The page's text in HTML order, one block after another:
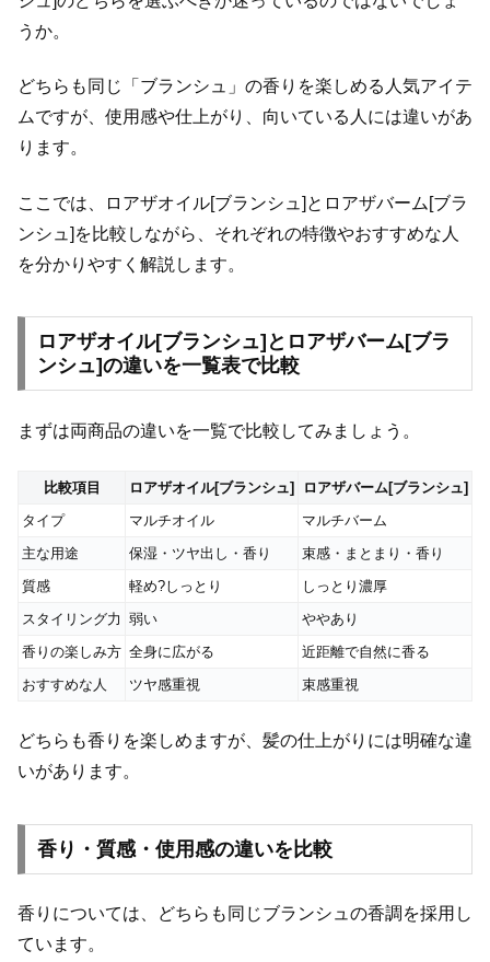
うか。
どちらも同じ「ブランシュ」の香りを楽しめる人気アイテ
ムですが、使用感や仕上がり、向いている人には違いがあ
ります。
ここでは、ロアザオイル[ブランシュ]とロアザバーム[ブラ
ンシュ]を比較しながら、それぞれの特徴やおすすめな人
を分かりやすく解説します。
ロアザオイル[ブランシュ]とロアザバーム[ブラ
ンシュ]の違いを一覧表で比較
まずは両商品の違いを一覧で比較してみましょう。
比較項目 ロアザオイル[ブランシュ]
ロアザバーム[ブランシュ]
タイプ
マルチオイル
マルチバーム
主な用途
保湿・ツヤ出し・香り
束感・まとまり・香り
質感
軽め?しっとり
しっとり濃厚
スタイリング力 弱い
ややあり
香りの楽しみ方 全身に広がる
近距離で自然に香る
おすすめな人
ツヤ感重視 束感重視
どちらも香りを楽しめますが、髪の仕上がりには明確な違
いがあります。
香り・質感・使用感の違いを比較
香りについては、どちらも同じブランシュの香調を採用し
ています。